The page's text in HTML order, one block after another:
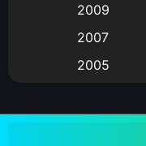
Big tits (นมใหญ่)
Bitch (ผู้หญิงร่าน)
2009
2007
2005
2001